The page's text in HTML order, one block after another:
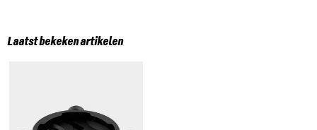
Laatst bekeken artikelen